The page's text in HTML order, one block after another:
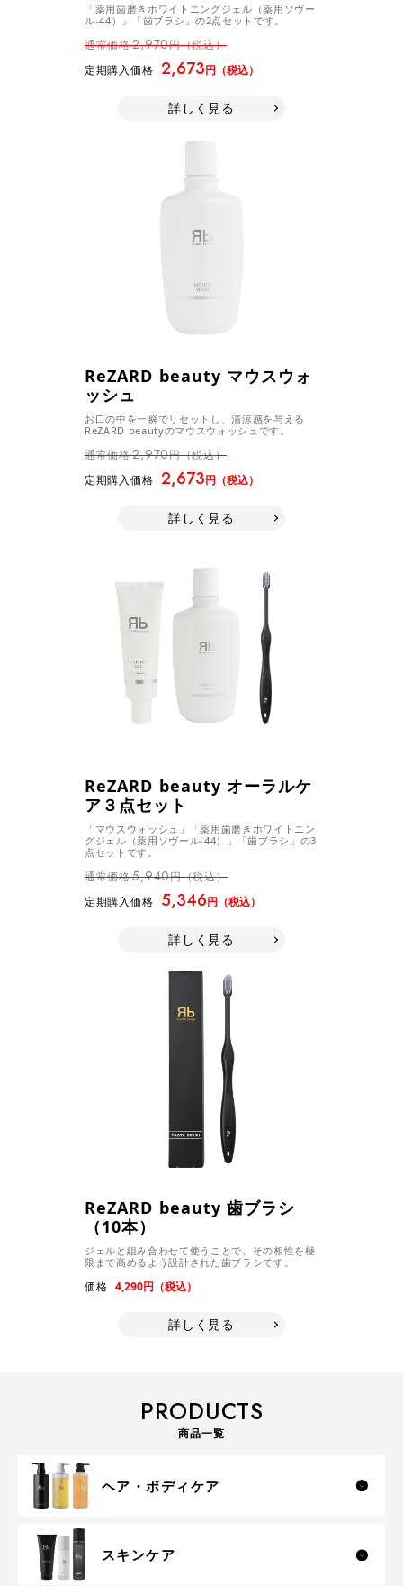
「薬用歯磨きホワイトニングジェル（薬用ソヴー
ル-44）」「歯ブラシ」の2点セットです。
通常価格2,970円（税込）
定期購入価格 2,673円（税込）
詳しく見る
ReZARD beauty マウスウォ
ッシュ
お口の中を一瞬でリセットし、清涼感を与える
ReZARD beautyのマウスウォッシュです。
通常価格2,970円（税込）
定期購入価格 2,673円（税込）
詳しく見る
ReZARD beauty オーラルケ
ア３点セット
「マウスウォッシュ」「薬用歯磨きホワイトニン
グジェル（薬用ソヴール-44）」「歯ブラシ」の3
点セットです。
通常価格5,940円（税込）
定期購入価格 5,346円（税込）
詳しく見る
ReZARD beauty 歯ブラシ
（10本）
ジェルと組み合わせて使うことで、その相性を極
限まで高めるよう設計された歯ブラシです。
価格 4,290円（税込）
詳しく見る
PRODUCTS
商品一覧
ヘア・ボディケア
スキンケア